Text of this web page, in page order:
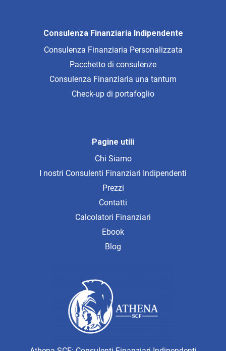
Pagine utili
Chi Siamo
I nostri Consulenti Finanziari Indipendenti
Prezzi
Contatti
Calcolatori Finanziari
Ebook
Blog
Consulenza Finanziaria Indipendente
Consulenza Finanziaria Personalizzata
Pacchetto di consulenze
Consulenza Finanziaria una tantum
Check-up di portafoglio